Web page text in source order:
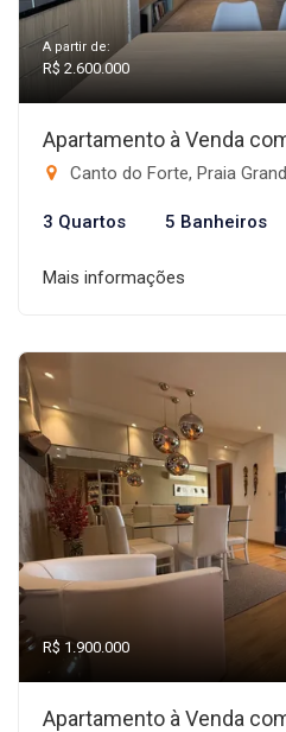
A partir de:
R$ 2.600.000
Apartamento à Venda
Canto do Forte, Praia
3 Quartos 5 Banheiros
Mais informações
R$ 1.900.000
Apartamento à Venda